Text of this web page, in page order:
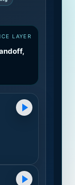
LAYER